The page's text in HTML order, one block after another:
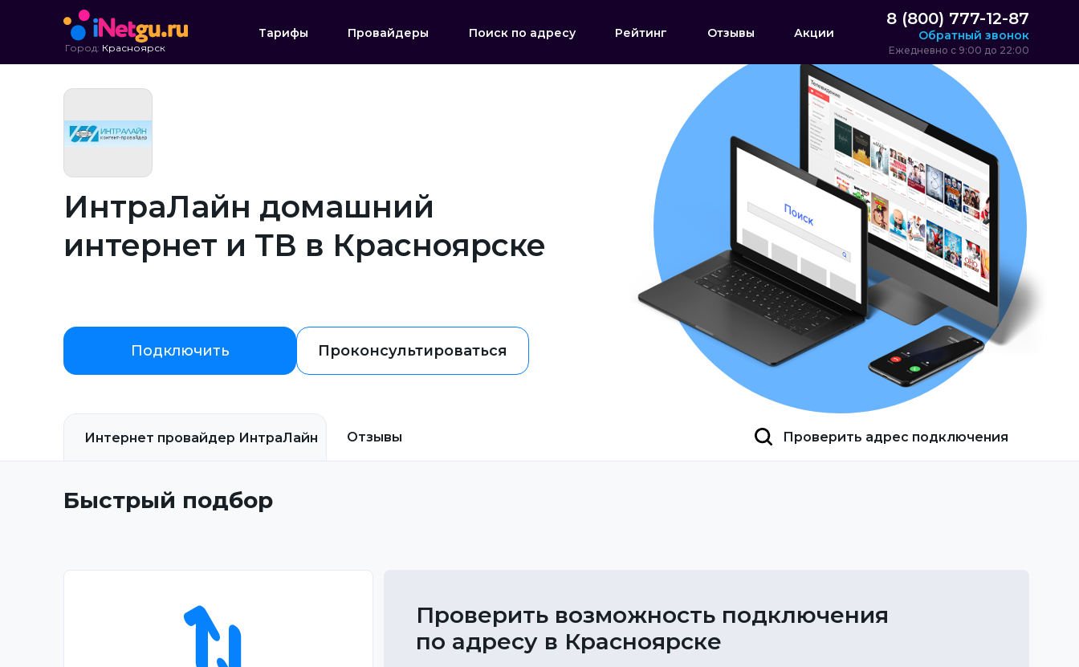
Город: Красноярск
Тарифы Провайдеры Поиск по адресу Рейтинг Отзывы Акции
8 (800) 777-12-87
Обратный звонок
Ежедневно с 9:00 до 22:00
ИнтраЛайн домашний
интернет и ТВ в Красноярске
Подключить Проконсультироваться
Интернет провайдер ИнтраЛайн Отзывы Проверить адрес подключения
Быстрый подбор
Проверить возможность подключения
по адресу в Красноярске